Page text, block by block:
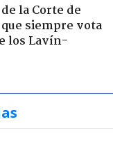
la Corte de
siempre vota
los Lavín-